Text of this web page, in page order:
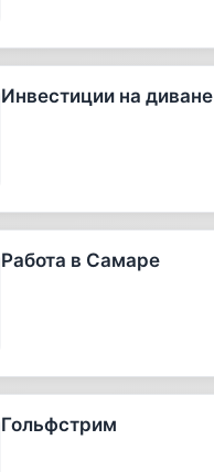
Инвестиции на диване
Работа в Самаре
Гольфстрим